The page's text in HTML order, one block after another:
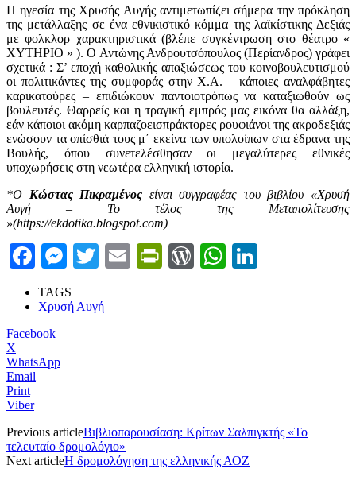
Η ηγεσία της Χρυσής Αυγής αντιμετωπίζει σήμερα την πρόκληση
της μετάλλαξης σε ένα εθνικιστικό κόμμα της λαϊκίστικης Δεξιάς
με φολκλορ χαρακτηριστικά (βλέπε συγκέντρωση στο θέατρο «
ΧΥΤΗΡΙΟ » ). Ο Αντώνης Ανδρουτσόπουλος (Περίανδρος) γράφει
σχετικά : Σ’ εποχή καθολικής απαξιώσεως του κοινοβουλευτισμού
οι πολιτικάντες της συμφοράς στην Χ.Α. – κάποιες αναλφάβητες
καρικατούρες – επιδιώκουν παντοιοτρόπως να καταξιωθούν ως
βουλευτές. Θαρρείς και η τραγική εμπρός μας εικόνα θα αλλάξη,
εάν κάποιοι ακόμη καρπαζοεισπράκτορες ρουφιάνοι της ακροδεξιάς
ενώσουν τα οπίσθιά τους μ΄ εκείνα των υπολοίπων στα έδρανα της
Βουλής, όπου συνετελέσθησαν οι μεγαλύτερες εθνικές
υποχωρήσεις στη νεωτέρα ελληνική ιστορία.
*Ο Κώστας Πικραμένος είναι συγγραφέας του βιβλίου «Χρυσή
Αυγή – Το τέλος της Μεταπολίτευσης
»(https://ekdotika.blogspot.com)
Facebook
Messenger
Twitter
EmailPrintFriendly
WordPress
WhatsApp
TAGS
Χρυσή Αυγή
Facebook
X
WhatsApp
Email
Print
Viber
Previous articleΒιβλιοπαρουσίαση: Κρίτων Σαλπιγκτής «Το
τελευταίο δρομολόγιο»
Next articleΗ δρομολόγηση της ελληνικής ΑΟΖ